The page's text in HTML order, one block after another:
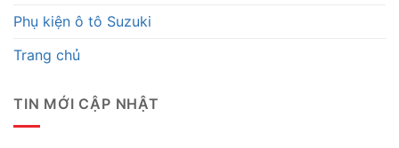
Phụ kiện ô tô Suzuki
Trang chủ
TIN MỚI CẬP NHẬT